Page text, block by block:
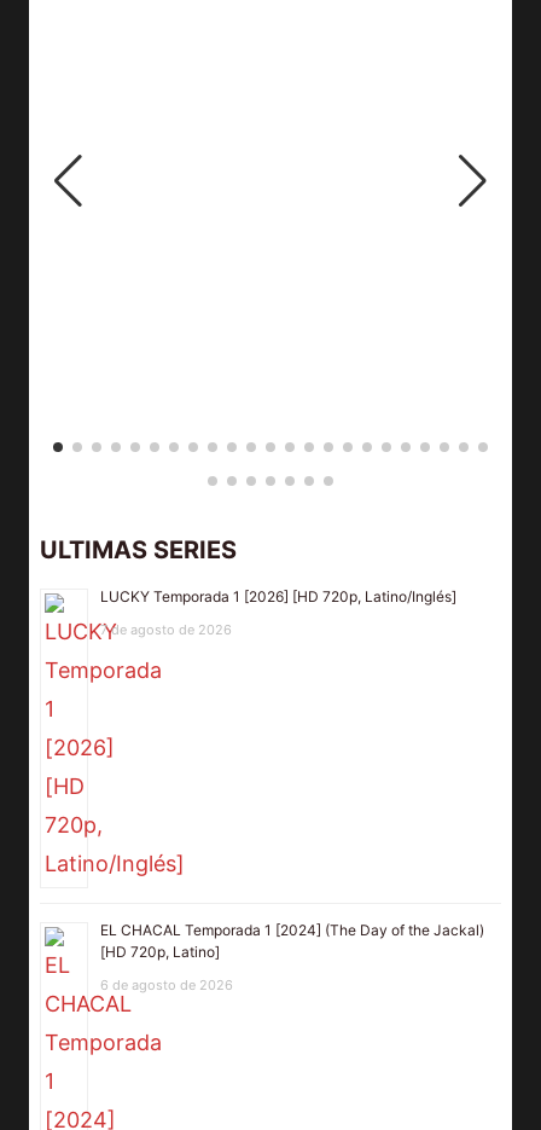
ULTIMAS SERIES
LUCKY Temporada 1 [2026] [HD 720p, Latino/Inglés]
7 de agosto de 2026
EL CHACAL Temporada 1 [2024] (The Day of the Jackal)
[HD 720p, Latino]
6 de agosto de 2026